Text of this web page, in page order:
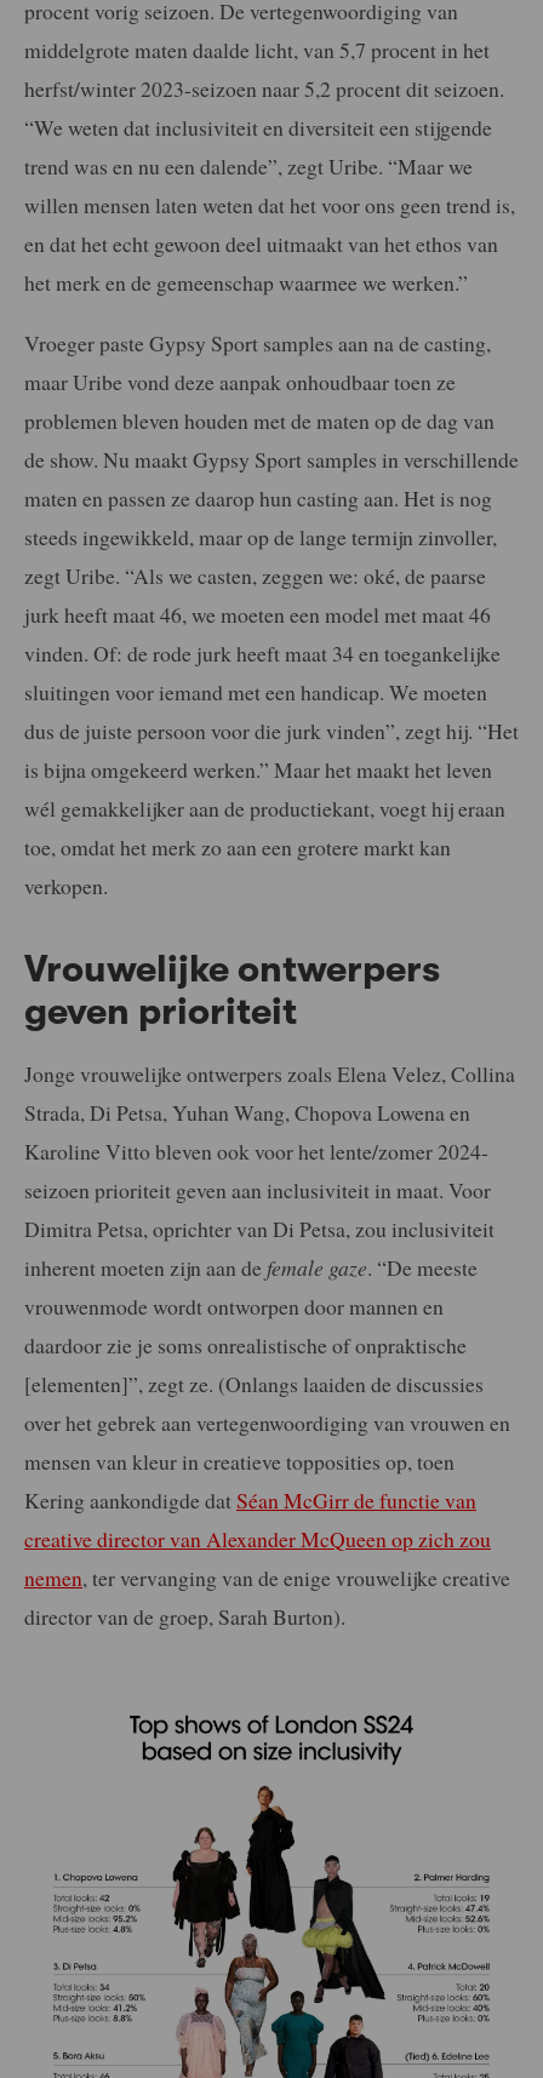
procent vorig seizoen. De vertegenwoordiging van
middelgrote maten daalde licht, van 5,7 procent in het
herfst/winter 2023-seizoen naar 5,2 procent dit seizoen.
“We weten dat inclusiviteit en diversiteit een stijgende
trend was en nu een dalende”, zegt Uribe. “Maar we
willen mensen laten weten dat het voor ons geen trend is,
en dat het echt gewoon deel uitmaakt van het ethos van
het merk en de gemeenschap waarmee we werken.”
Vroeger paste Gypsy Sport samples aan na de casting,
maar Uribe vond deze aanpak onhoudbaar toen ze
problemen bleven houden met de maten op de dag van
de show. Nu maakt Gypsy Sport samples in verschillende
maten en passen ze daarop hun casting aan. Het is nog
steeds ingewikkeld, maar op de lange termijn zinvoller,
zegt Uribe. “Als we casten, zeggen we: oké, de paarse
jurk heeft maat 46, we moeten een model met maat 46
vinden. Of: de rode jurk heeft maat 34 en toegankelijke
sluitingen voor iemand met een handicap. We moeten
dus de juiste persoon voor die jurk vinden”, zegt hij. “Het
is bijna omgekeerd werken.” Maar het maakt het leven
wél gemakkelijker aan de productiekant, voegt hij eraan
toe, omdat het merk zo aan een grotere markt kan
verkopen.
Vrouwelijke ontwerpers
geven prioriteit
Jonge vrouwelijke ontwerpers zoals Elena Velez, Collina
Strada, Di Petsa, Yuhan Wang, Chopova Lowena en
Karoline Vitto bleven ook voor het lente/zomer 2024-
seizoen prioriteit geven aan inclusiviteit in maat. Voor
Dimitra Petsa, oprichter van Di Petsa, zou inclusiviteit
inherent moeten zijn aan de female gaze. “De meeste
vrouwenmode wordt ontworpen door mannen en
daardoor zie je soms onrealistische of onpraktische
[elementen]”, zegt ze. (Onlangs laaiden de discussies
over het gebrek aan vertegenwoordiging van vrouwen en
mensen van kleur in creatieve topposities op, toen
Kering aankondigde dat Séan McGirr de functie van
creative director van Alexander McQueen op zich zou
nemen, ter vervanging van de enige vrouwelijke creative
director van de groep, Sarah Burton).